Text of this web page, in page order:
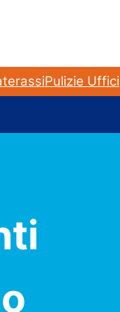
Pulizie Uffici